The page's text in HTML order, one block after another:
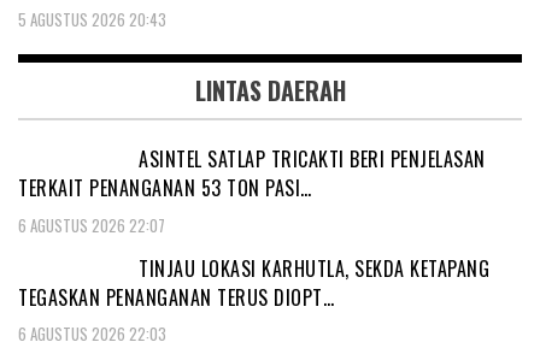
5 AGUSTUS 2026 20:43
LINTAS DAERAH
ASINTEL SATLAP TRICAKTI BERI PENJELASAN
TERKAIT PENANGANAN 53 TON PASI…
6 AGUSTUS 2026 22:07
TINJAU LOKASI KARHUTLA, SEKDA KETAPANG
TEGASKAN PENANGANAN TERUS DIOPT…
6 AGUSTUS 2026 22:03